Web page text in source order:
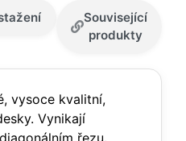
Související
produkty
vysoce kvalitní,
Vynikají
řezu.